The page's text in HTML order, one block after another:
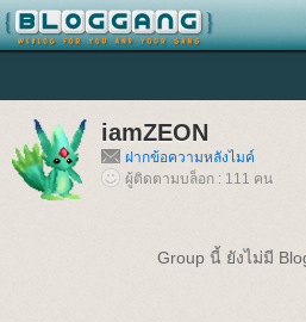
iamZEON
ฝากข้อความหลังไมค์
ผู้ติดตามบล็อก : 111 คน
Group นี้ ยังไม่มี